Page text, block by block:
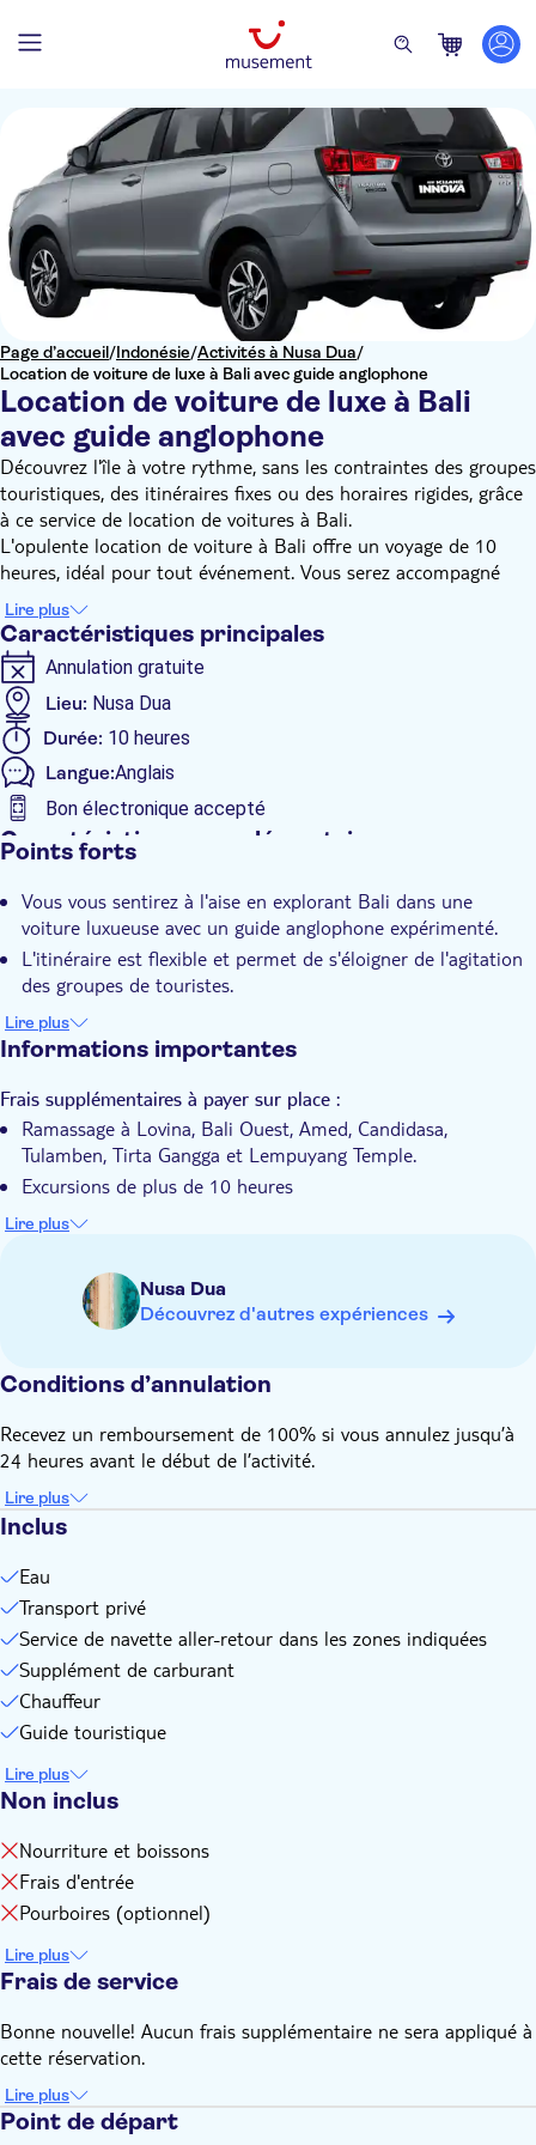
Page d’accueil/Indonésie/Activités à Nusa Dua/
Location de voiture de luxe à Bali avec guide anglophone
Location de voiture de luxe à Bali
avec guide anglophone
Découvrez l'île à votre rythme, sans les contraintes des groupes
touristiques, des itinéraires fixes ou des horaires rigides, grâce
à ce service de location de voitures à Bali.
L'opulente location de voiture à Bali offre un voyage de 10
heures, idéal pour tout événement. Vous serez accompagné
d'un guide anglophone bien informé qui vous présentera une
série d'activités merveilleusement divertissantes. Des rizières
en terrasses verdoyantes et des cascades aux temples anciens
et aux plages sereines, vous avez la liberté de planifier votre
itinéraire au fur et à mesure.
Lire plus
Caractéristiques principales
Annulation gratuite
Lieu: Nusa Dua
Durée: 10 heures
Langue:Anglais
Bon électronique accepté
Caractéristiques supplémentaires
Excursion privée
Transport inclus
Points forts
Vous vous sentirez à l'aise en explorant Bali dans une
voiture luxueuse avec un guide anglophone expérimenté.
L'itinéraire est flexible et permet de s'éloigner de l'agitation
des groupes de touristes.
Le circuit offre un voyage complet de visites ininterrompues
dans le plus grand confort.
avec toute votre famille ou vos collègues.
Lire plus
Informations importantes
Frais supplémentaires à payer sur place :
Ramassage à Lovina, Bali Ouest, Amed, Candidasa,
Tulamben, Tirta Gangga et Lempuyang Temple.
Excursions de plus de 10 heures
À connaître à l'avance :
de Kuta, Legian, Seminyak, Jimbaran, Nusa Dua, Denpasar et
Veuillez indiquer le nom de votre hôtel et son emplacement
Si vous n'utilisez pas le service de prise en charge, rendez-
Galak No.88, Kesiman, Kec. Denpasar Tim, Kota Denpasar,
Bali 80237
Veuillez confirmer au moins 48 heures avant l'excursion si
vous n'utilisez pas le service de prise en charge.
Lire plus
Nusa Dua
Découvrez d'autres expériences
Conditions d’annulation
Recevez un remboursement de 100% si vous annulez jusqu’à
24 heures avant le début de l’activité.
Lire plus
Inclus
Eau
Transport privé
Service de navette aller-retour dans les zones indiquées
Supplément de carburant
Chauffeur
Guide touristique
Lire plus
Non inclus
Nourriture et boissons
Frais d'entrée
Pourboires (optionnel)
Lire plus
Frais de service
Bonne nouvelle! Aucun frais supplémentaire ne sera appliqué à
cette réservation.
Lire plus
Point de départ